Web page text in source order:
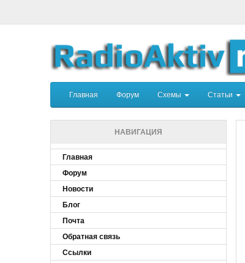
Главная Форум Схемы Статьи
НАВИГАЦИЯ
Главная
Форум
Новости
Блог
Почта
Обратная связь
Ссылки